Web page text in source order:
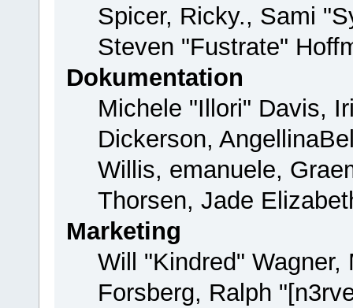
Spicer, Ricky., Sami
Steven "Fustrate"
Dokumentation
Michele "Illori" Davis,
Dickerson,
Willis, emanuele,
Thorsen, Jade
Marketing
Will "Kindred" Wagner,
Forsberg, Ralph